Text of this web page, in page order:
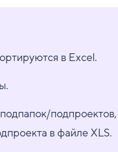
в Excel.
подпроектов,
в файле XLS.